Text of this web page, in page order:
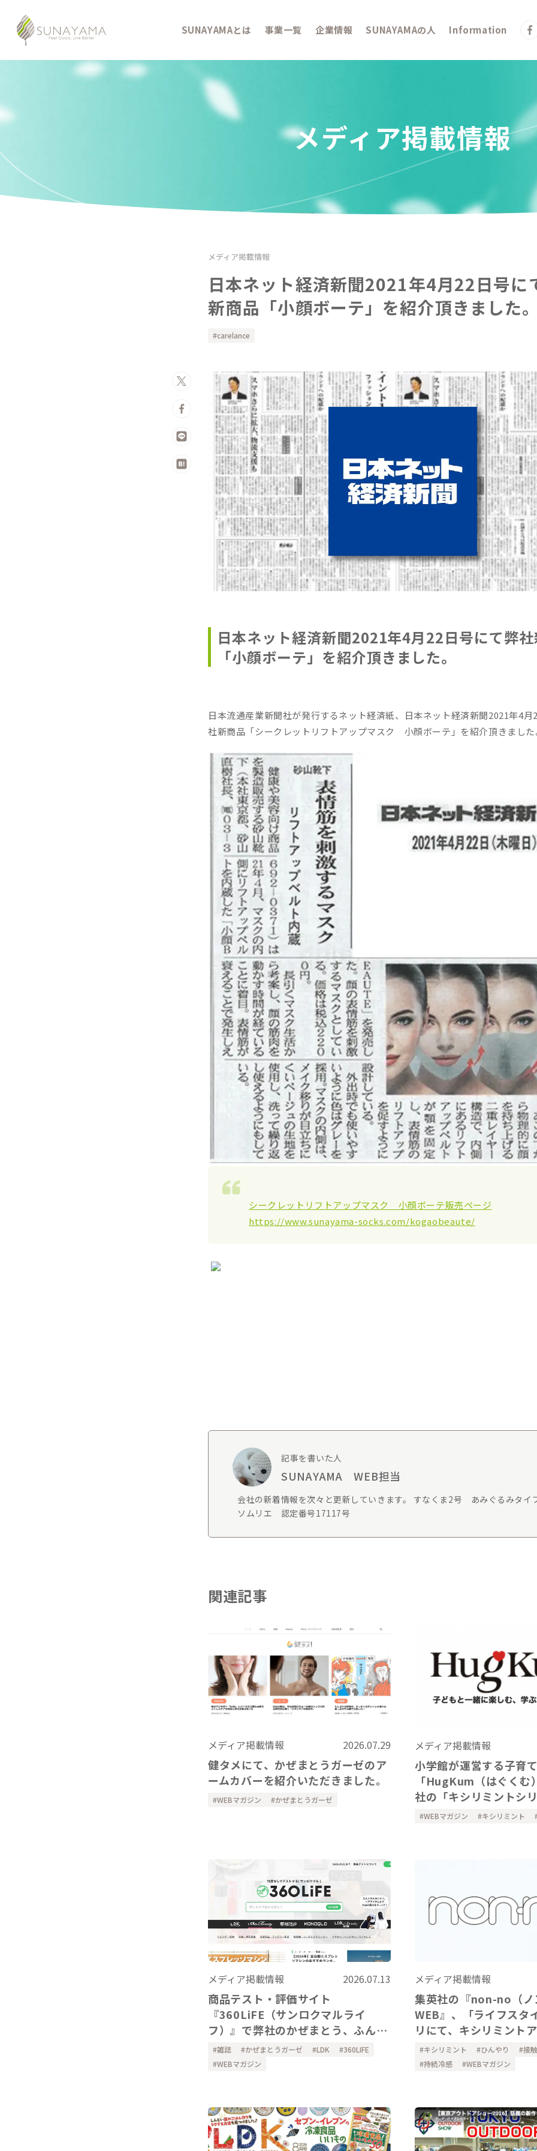
SUNAYAMAとは 事業一覧 企業情報 SUNAYAMAの人 Information
メディア掲載情報
メディア掲載情報
日本ネット経済新聞2021年4月22日号に
新商品「小顔ボーテ」を紹介頂きました
carelance
日本ネット経済新聞2021年4月22日号にて弊
「小顔ボーテ」を紹介頂きました。
日本流通産業新聞社が発行するネット経済紙、日本ネット経済新聞2021年4月
社新商品「シークレットリフトアップマスク 小顔ボーテ」を紹介頂きまし
シークレットリフトアップマスク 小顔ボーテ販売ページ
https://www.sunayama-socks.com/kogaobeaute/
記事を書いた人
SUNAYAMA WEB担当
会社の新着情報を次々と更新していきます。 すなくま2号 あみぐるみタ
ソムリエ 認定番号17117号
関連記事
メディア掲載情報 2026.07.29
健タメにて、かぜまとうガーゼのア
ームカバーを紹介いただきました。
WEBマガジン かぜまとうガーゼ
メディア掲載情報
小学館が運営する子育
「HugKum（はぐくむ
社の「キシリミントシ
紹介いただきました
WEBマガジン キシリミント
メディア掲載情報 2026.07.13
商品テスト・評価サイト
『360LiFE（サンロクマルライ
フ）』で弊社のかぜまとう、ふんわ
りガーゼのアーム&レッグウォーマ
ーを掲載いただきました。
雑誌 かぜまとうガーゼ LDK
360LIFE
WEBマガジン
メディア掲載情報
集英社の『non-no（ノ
WEB』、「ライフスタ
リにて、キシリミント
ー、ハンドカバーをご
ました。
キシリミント ひんやり
接
持続冷感
WEBマガジン